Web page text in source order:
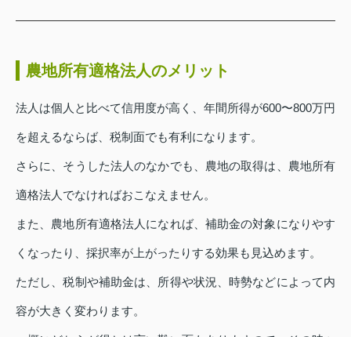
農地所有適格法人のメリット
法人は個人と比べて信用度が高く、年間所得が600〜800万円
を超えるならば、税制面でも有利になります。
さらに、そうした法人のなかでも、農地の取得は、農地所有
適格法人でなければおこなえません。
また、農地所有適格法人になれば、補助金の対象になりやす
くなったり、採択率が上がったりする効果も見込めます。
ただし、税制や補助金は、所得や状況、時勢などによって内
容が大きく変わります。